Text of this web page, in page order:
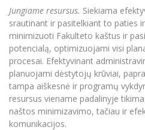
Azijos centras
Vilniaus
Frankofoniškų
Vilniaus
Frankofoniškų
Viešai
Parama Ukrainai
Civilinė sauga
Korupcijos
Informacinė
Darbuotojų
Daugiafaktorinė
darbuotojams (MFA)
Mokslininkų profiliai
Bendruomenės
Darbuotojų
Jungiame resursus. Siekiama
srautinant ir pasitelkiant to paties
minimizuoti Fakulteto kaštus ir
potencialą, optimizuojami visi
procesai. Efektyvinant
planuojami dėstytojų krūviai,
tampa aiškesnė ir programų
resursus viename padalinyje
naštos minimizavimo, tačiau ir
komunikacijos.